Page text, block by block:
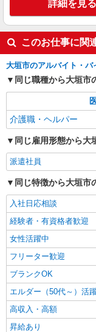
キープ
派遣社員
株式会社kotrio /●NG-H-
＜
派遣社員
株式会社kotrio /●NG-H-
シ
＊
通
キープ
詳細を見る
このお仕事に関
大垣市のアルバイト・
同じ職種から大垣市
介護職・ヘルパー
同じ雇用形態から大
派遣社員
同じ特徴から大垣市
入社日応相談
経験者・有資格者歓迎
女性活躍中
フリーター歓迎
ブランクOK
エルダー（50代～）活
高収入・高額
昇給あり